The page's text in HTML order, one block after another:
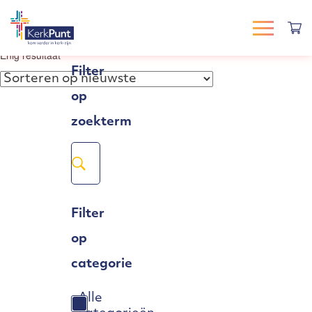
Enig resultaat
Filter
op
zoekterm
Filter
op
categorie
Alle